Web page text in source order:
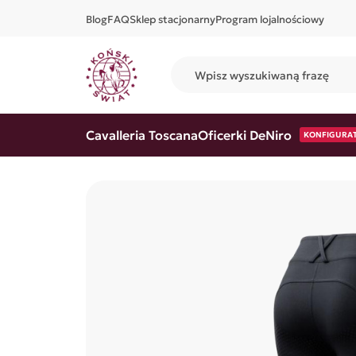
BlogFAQSklep stacjonarnyProgram lojalnościowy
Cavalleria ToscanaOficerki DeNiro